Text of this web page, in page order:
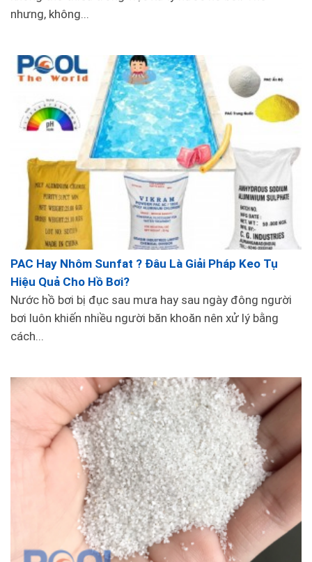
nhưng, không...
PAC Hay Nhôm Sunfat ? Đâu Là Giải Pháp Keo Tụ
Hiệu Quả Cho Hồ Bơi?
Nước hồ bơi bị đục sau mưa hay sau ngày đông người
bơi luôn khiến nhiều người băn khoăn nên xử lý bằng
cách...